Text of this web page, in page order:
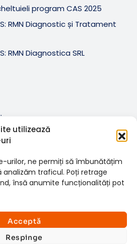
utilizează
urilor, ne permiți să îmbunătățim
analizăm traficul. Poți retrage
însă anumite funcționalități pot
Acceptă
Respinge
program CAS 2025
RMN Diagnostic și Tratament
RMN Diagnostica SRL
www.t-web.ro
×
si investigații